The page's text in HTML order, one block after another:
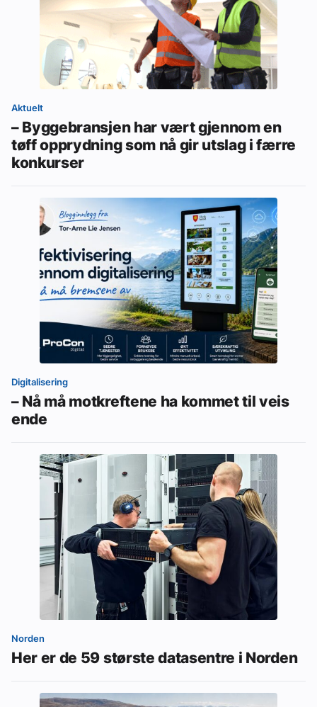
Aktuelt
– Byggebransjen har vært gjennom en
tøff opprydning som nå gir utslag i færre
konkurser
Digitalisering
– Nå må motkreftene ha kommet til veis
ende
Norden
Her er de 59 største datasentre i Norden